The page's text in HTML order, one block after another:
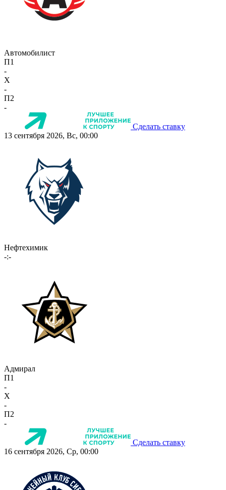
Автомобилист
П1
-
X
-
П2
-
Сделать ставку
13 сентября 2026, Вс, 00:00
Нефтехимик
-:-
Адмирал
П1
-
X
-
П2
-
Сделать ставку
16 сентября 2026, Ср, 00:00